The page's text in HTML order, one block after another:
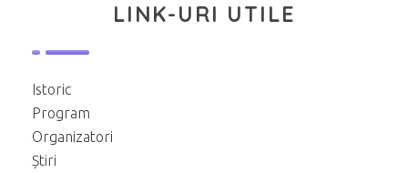
LINK-URI UTILE
Istoric
Program
Organizatori
Știri